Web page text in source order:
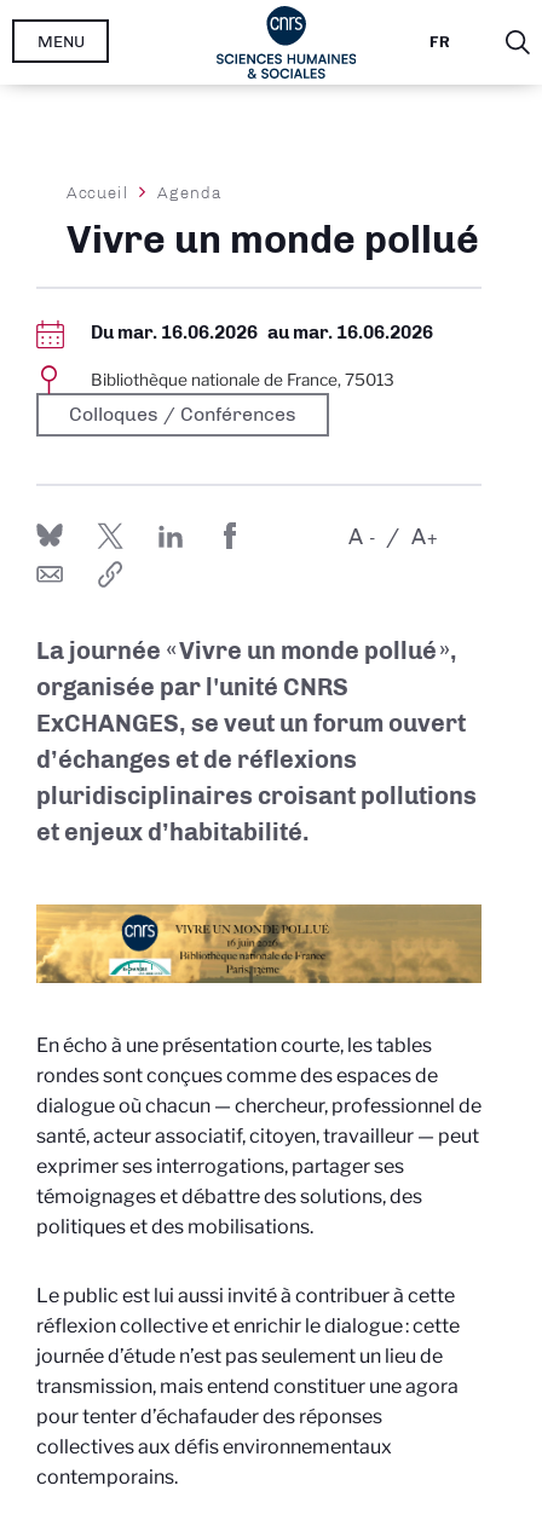
Aller
FR
MENU
Fil
d'Ariane
Accueil Agenda
Vivre un monde pollué
Du mar. 16.06.2026 au mar. 16.06.2026
Bibliothèque nationale de France, 75013
Colloques / Conférences
-
A +
A
La journée « Vivre un monde pollué »,
organisée par l'unité CNRS
ExCHANGES, se veut un forum ouvert
d’échanges et de réflexions
pluridisciplinaires croisant pollutions
et enjeux d’habitabilité.
En écho à une présentation courte, les tables
rondes sont conçues comme des espaces de
dialogue où chacun — chercheur, professionnel de
santé, acteur associatif, citoyen, travailleur — peut
exprimer ses interrogations, partager ses
témoignages et débattre des solutions, des
politiques et des mobilisations.
Le public est lui aussi invité à contribuer à cette
réflexion collective et enrichir le dialogue : cette
journée d’étude n’est pas seulement un lieu de
transmission, mais entend constituer une agora
pour tenter d’échafauder des réponses
collectives aux défis environnementaux
contemporains.